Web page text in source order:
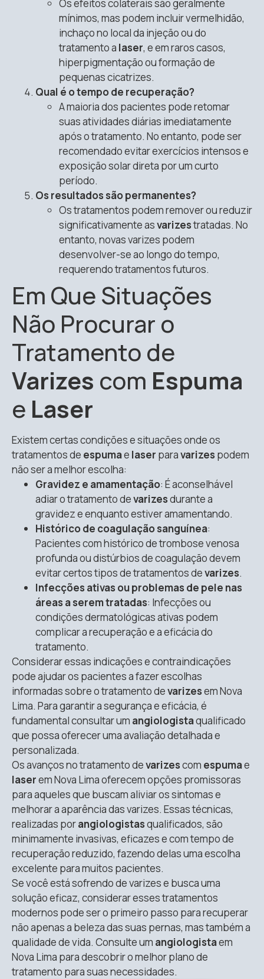
Os efeitos colaterais são geralmente
mínimos, mas podem incluir vermelhidão,
inchaço no local da injeção ou do
tratamento a laser, e em raros casos,
hiperpigmentação ou formação de
pequenas cicatrizes.
Qual é o tempo de recuperação?
A maioria dos pacientes pode retomar
suas atividades diárias imediatamente
após o tratamento. No entanto, pode ser
recomendado evitar exercícios intensos e
exposição solar direta por um curto
período.
Os resultados são permanentes?
Os tratamentos podem remover ou reduzir
significativamente asvarizestratadas. No
entanto, novas varizes podem
desenvolver-se ao longo do tempo,
requerendo tratamentos futuros.
Em Que Situações
Não Procurar o
Tratamento de
Varizes com Espuma
e Laser
Existem certas condições e situações onde os
tratamentos de espumae laser paravarizes podem
não ser a melhor escolha:
Gravidez e amamentação: É aconselhável
adiar o tratamento devarizesdurante a
gravidez e enquanto estiver amamentando.
Histórico de coagulação sanguínea:
Pacientes com histórico de trombose venosa
profunda ou distúrbios de coagulação devem
evitar certos tipos de tratamentos devarizes.
Infecções ativas ou problemas de pele nas
áreas a serem tratadas: Infecções ou
condições dermatológicas ativas podem
complicar a recuperação e a eficácia do
tratamento.
Considerar essas indicações e contraindicações
pode ajudar os pacientes a fazer escolhas
informadas sobre o tratamento devarizesem Nova
Lima. Para garantir a segurança e eficácia, é
fundamental consultar um angiologistaqualificado
que possa oferecer uma avaliação detalhada e
personalizada.
Os avanços no tratamento devarizescom espumae
laserem Nova Lima oferecem opções promissoras
para aqueles que buscam aliviar os sintomas e
melhorar a aparência das varizes. Essas técnicas,
realizadas porangiologistasqualificados, são
minimamente invasivas, eficazes e com tempo de
recuperação reduzido, fazendo delas uma escolha
excelente para muitos pacientes.
Se você está sofrendo de varizes e busca uma
solução eficaz, considerar esses tratamentos
modernos pode ser o primeiro passo para recuperar
não apenas a beleza das suas pernas, mas também a
qualidade de vida. Consulte um angiologistaem
Nova Lima para descobrir o melhor plano de
tratamento para suas necessidades.